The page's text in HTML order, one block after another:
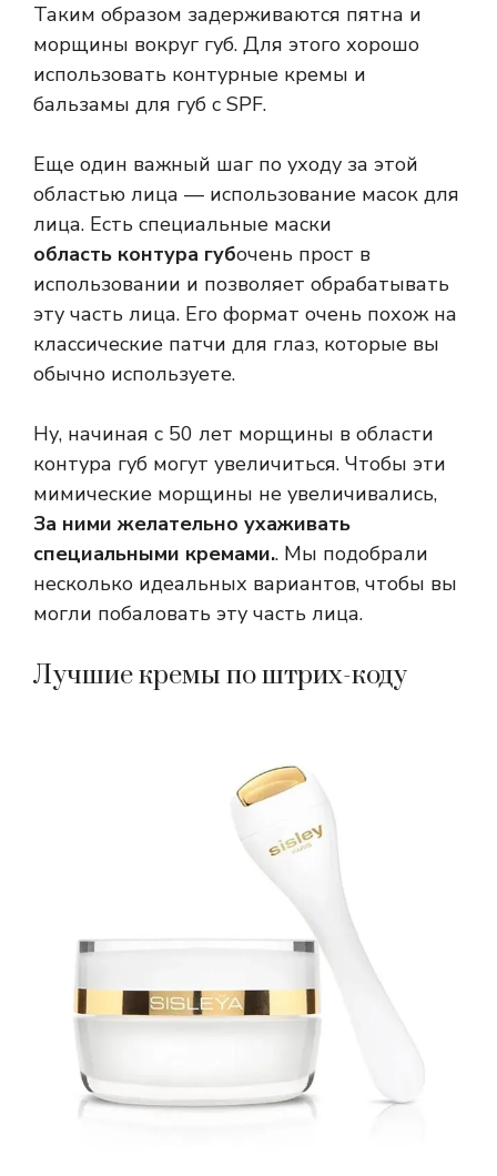
Таким образом задерживаются пятна и
морщины вокруг губ. Для этого хорошо
использовать контурные кремы и
бальзамы для губ с SPF.
Еще один важный шаг по уходу за этой
областью лица — использование масок для
лица. Есть специальные маски
область контура губочень прост в
использовании и позволяет обрабатывать
эту часть лица. Его формат очень похож на
классические патчи для глаз, которые вы
обычно используете.
Ну, начиная с 50 лет морщины в области
контура губ могут увеличиться. Чтобы эти
мимические морщины не увеличивались,
За ними желательно ухаживать
специальными кремами.. Мы подобрали
несколько идеальных вариантов, чтобы вы
могли побаловать эту часть лица.
Лучшие кремы по штрих-коду